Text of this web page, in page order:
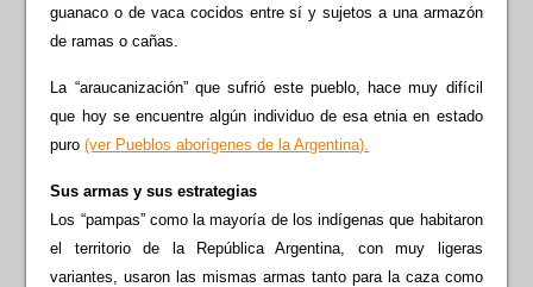
guanaco o de vaca cocidos entre sí y sujetos a una armazón
de ramas o cañas.
La “araucanización” que sufrió este pueblo, hace muy difícil
que hoy se encuentre algún individuo de esa etnia en estado
puro(ver Pueblos aborígenes de la Argentina).
Sus armas y sus estrategias
Los “pampas” como la mayoría de los indígenas que habitaron
el territorio de la República Argentina, con muy ligeras
variantes, usaron las mismas armas tanto para la caza como